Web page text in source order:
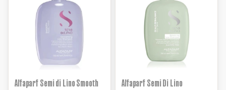
Alfaparf Semi di Lino Smooth
Alfaparf Semi Di Lino